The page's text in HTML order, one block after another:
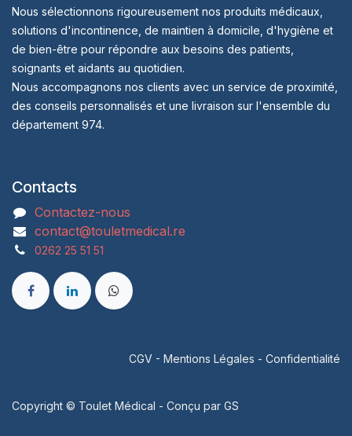
Nous sélectionnons rigoureusement nos produits médicaux,
solutions d'incontinence, de maintien à domicile, d'hygiène et
de bien-être pour répondre aux besoins des patients,
soignants et aidants au quotidien.
Nous accompagnons nos clients avec un service de proximité,
des conseils personnalisés et une livraison sur l'ensemble du
département 974.
Contacts
Contactez-nous
contact@touletmedical.re
0262 25 51 51
CGV - Mentions Légales - Confidentialité
Copyright © Toulet Médical - Conçu par GS